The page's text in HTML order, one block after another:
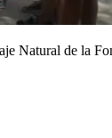
Natural de la